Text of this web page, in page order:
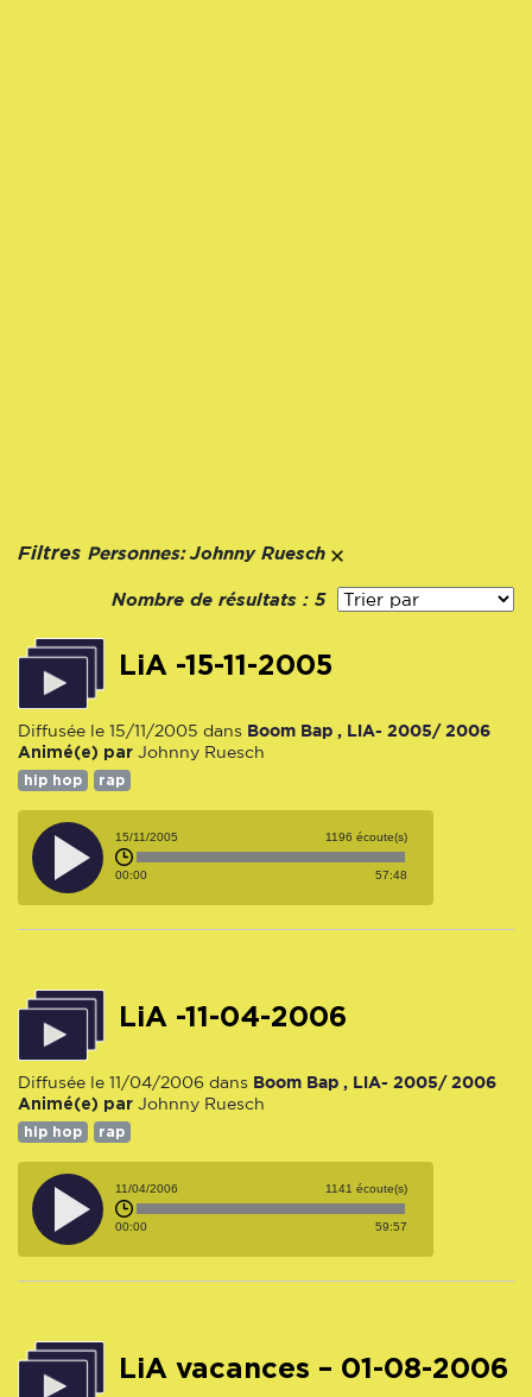
Filtres Personnes: Johnny Ruesch
Nombre de résultats : 5
LiA -15-11-2005
Diffusée le 15/11/2005 dans Boom Bap , LiA- 2005/ 2006
Animé(e) par Johnny Ruesch
hip hop rap
15/11/2005 1196 écoute(s)
00:00 57:48
LiA -11-04-2006
Diffusée le 11/04/2006 dans Boom Bap , LiA- 2005/ 2006
Animé(e) par Johnny Ruesch
hip hop rap
11/04/2006 1141 écoute(s)
00:00 59:57
LiA vacances – 01-08-2006